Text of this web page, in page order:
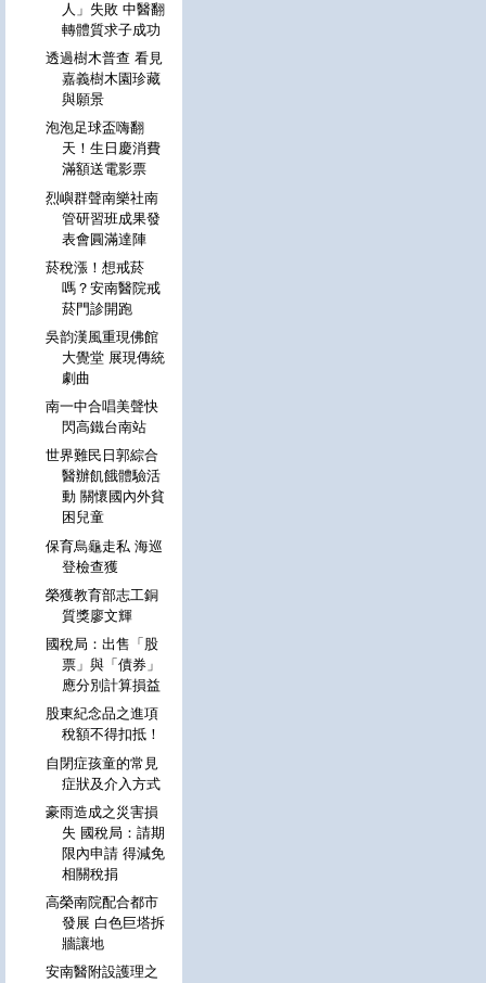
人」失敗 中醫翻
轉體質求子成功
透過樹木普查 看見
嘉義樹木園珍藏
與願景
泡泡足球盃嗨翻
天！生日慶消費
滿額送電影票
烈嶼群聲南樂社南
管研習班成果發
表會圓滿達陣
菸稅漲！想戒菸
嗎？安南醫院戒
菸門診開跑
吳韵漢風重現佛館
大覺堂 展現傳統
劇曲
南一中合唱美聲快
閃高鐵台南站
世界難民日郭綜合
醫辦飢餓體驗活
動 關懷國內外貧
困兒童
保育烏龜走私 海巡
登檢查獲
榮獲教育部志工銅
質獎廖文輝
國稅局：出售「股
票」與「債券」
應分別計算損益
股東紀念品之進項
稅額不得扣抵！
自閉症孩童的常見
症狀及介入方式
豪雨造成之災害損
失 國稅局：請期
限內申請 得減免
相關稅捐
高榮南院配合都市
發展 白色巨塔拆
牆讓地
安南醫附設護理之